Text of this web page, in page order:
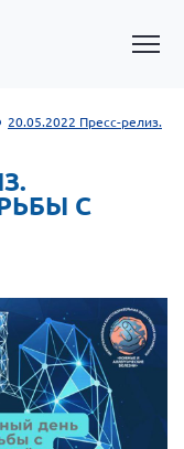
Н. Ф.
О.В.
20.05.2022 Пресс-релиз.
С